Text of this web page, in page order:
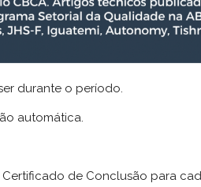
durante o período.
automática.
de Conclusão para